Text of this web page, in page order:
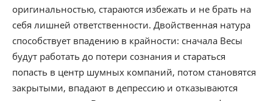
оригинальностью, стараются избежать и не брать на
себя лишней ответственности. Двойственная натура
способствует впадению в крайности: сначала Весы
будут работать до потери сознания и стараться
попасть в центр шумных компаний, потом становятся
закрытыми, впадают в депрессию и отказываются